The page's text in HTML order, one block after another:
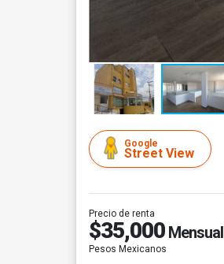
Google
Street View
Precio de renta
$35,000 Mensual
Pesos Mexicanos